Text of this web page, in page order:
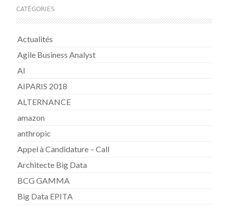
CATÉGORIES
Actualités
Agile Business Analyst
AI
AIPARIS 2018
ALTERNANCE
amazon
anthropic
Appel à Candidature – Call
Architecte Big Data
BCG GAMMA
Big Data EPITA